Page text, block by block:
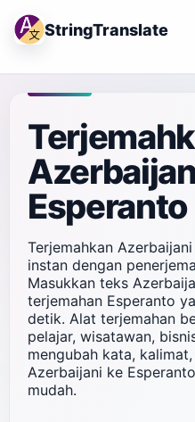
StringTranslate
Terjemahkan
instan dengan
Masukkan teks
terjemahan Esperanto
detik. Alat terjemahan
pelajar, wisatawan,
mengubah kata,
Azerbaijani ke
mudah.